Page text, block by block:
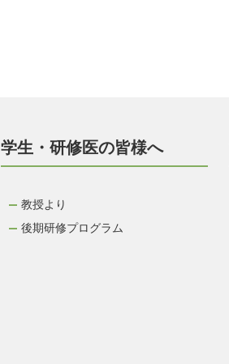
学生・研修医の皆様へ
教授より
後期研修プログラム